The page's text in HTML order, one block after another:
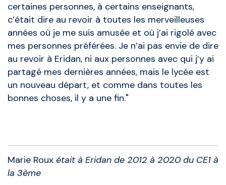
certaines personnes, à certains enseignants,
c’était dire au revoir à toutes les merveilleuses
années où je me suis amusée et où j’ai rigolé avec
mes personnes préférées. Je n’ai pas envie de dire
au revoir à Eridan, ni aux personnes avec qui j’y ai
partagé mes dernières années, mais le lycée est
un nouveau départ, et comme dans toutes les
bonnes choses, il y a une fin."
Marie Roux était à Eridan de 2012 à 2020 du CE1 à
la 3ème